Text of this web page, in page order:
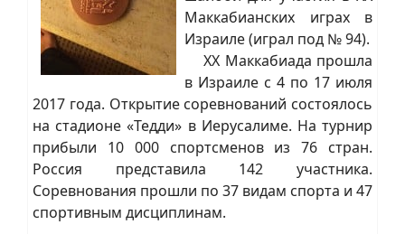
Маккабианских играх в
Израиле (играл под № 94).
XX Маккабиада прошла
в Израиле с 4 по 17 июля
2017 года. Открытие соревнований состоялось
на стадионе «Тедди» в Иерусалиме. На турнир
прибыли 10 000 спортсменов из 76 стран.
Россия представила 142 участника.
Соревнования прошли по 37 видам спорта и 47
спортивным дисциплинам.